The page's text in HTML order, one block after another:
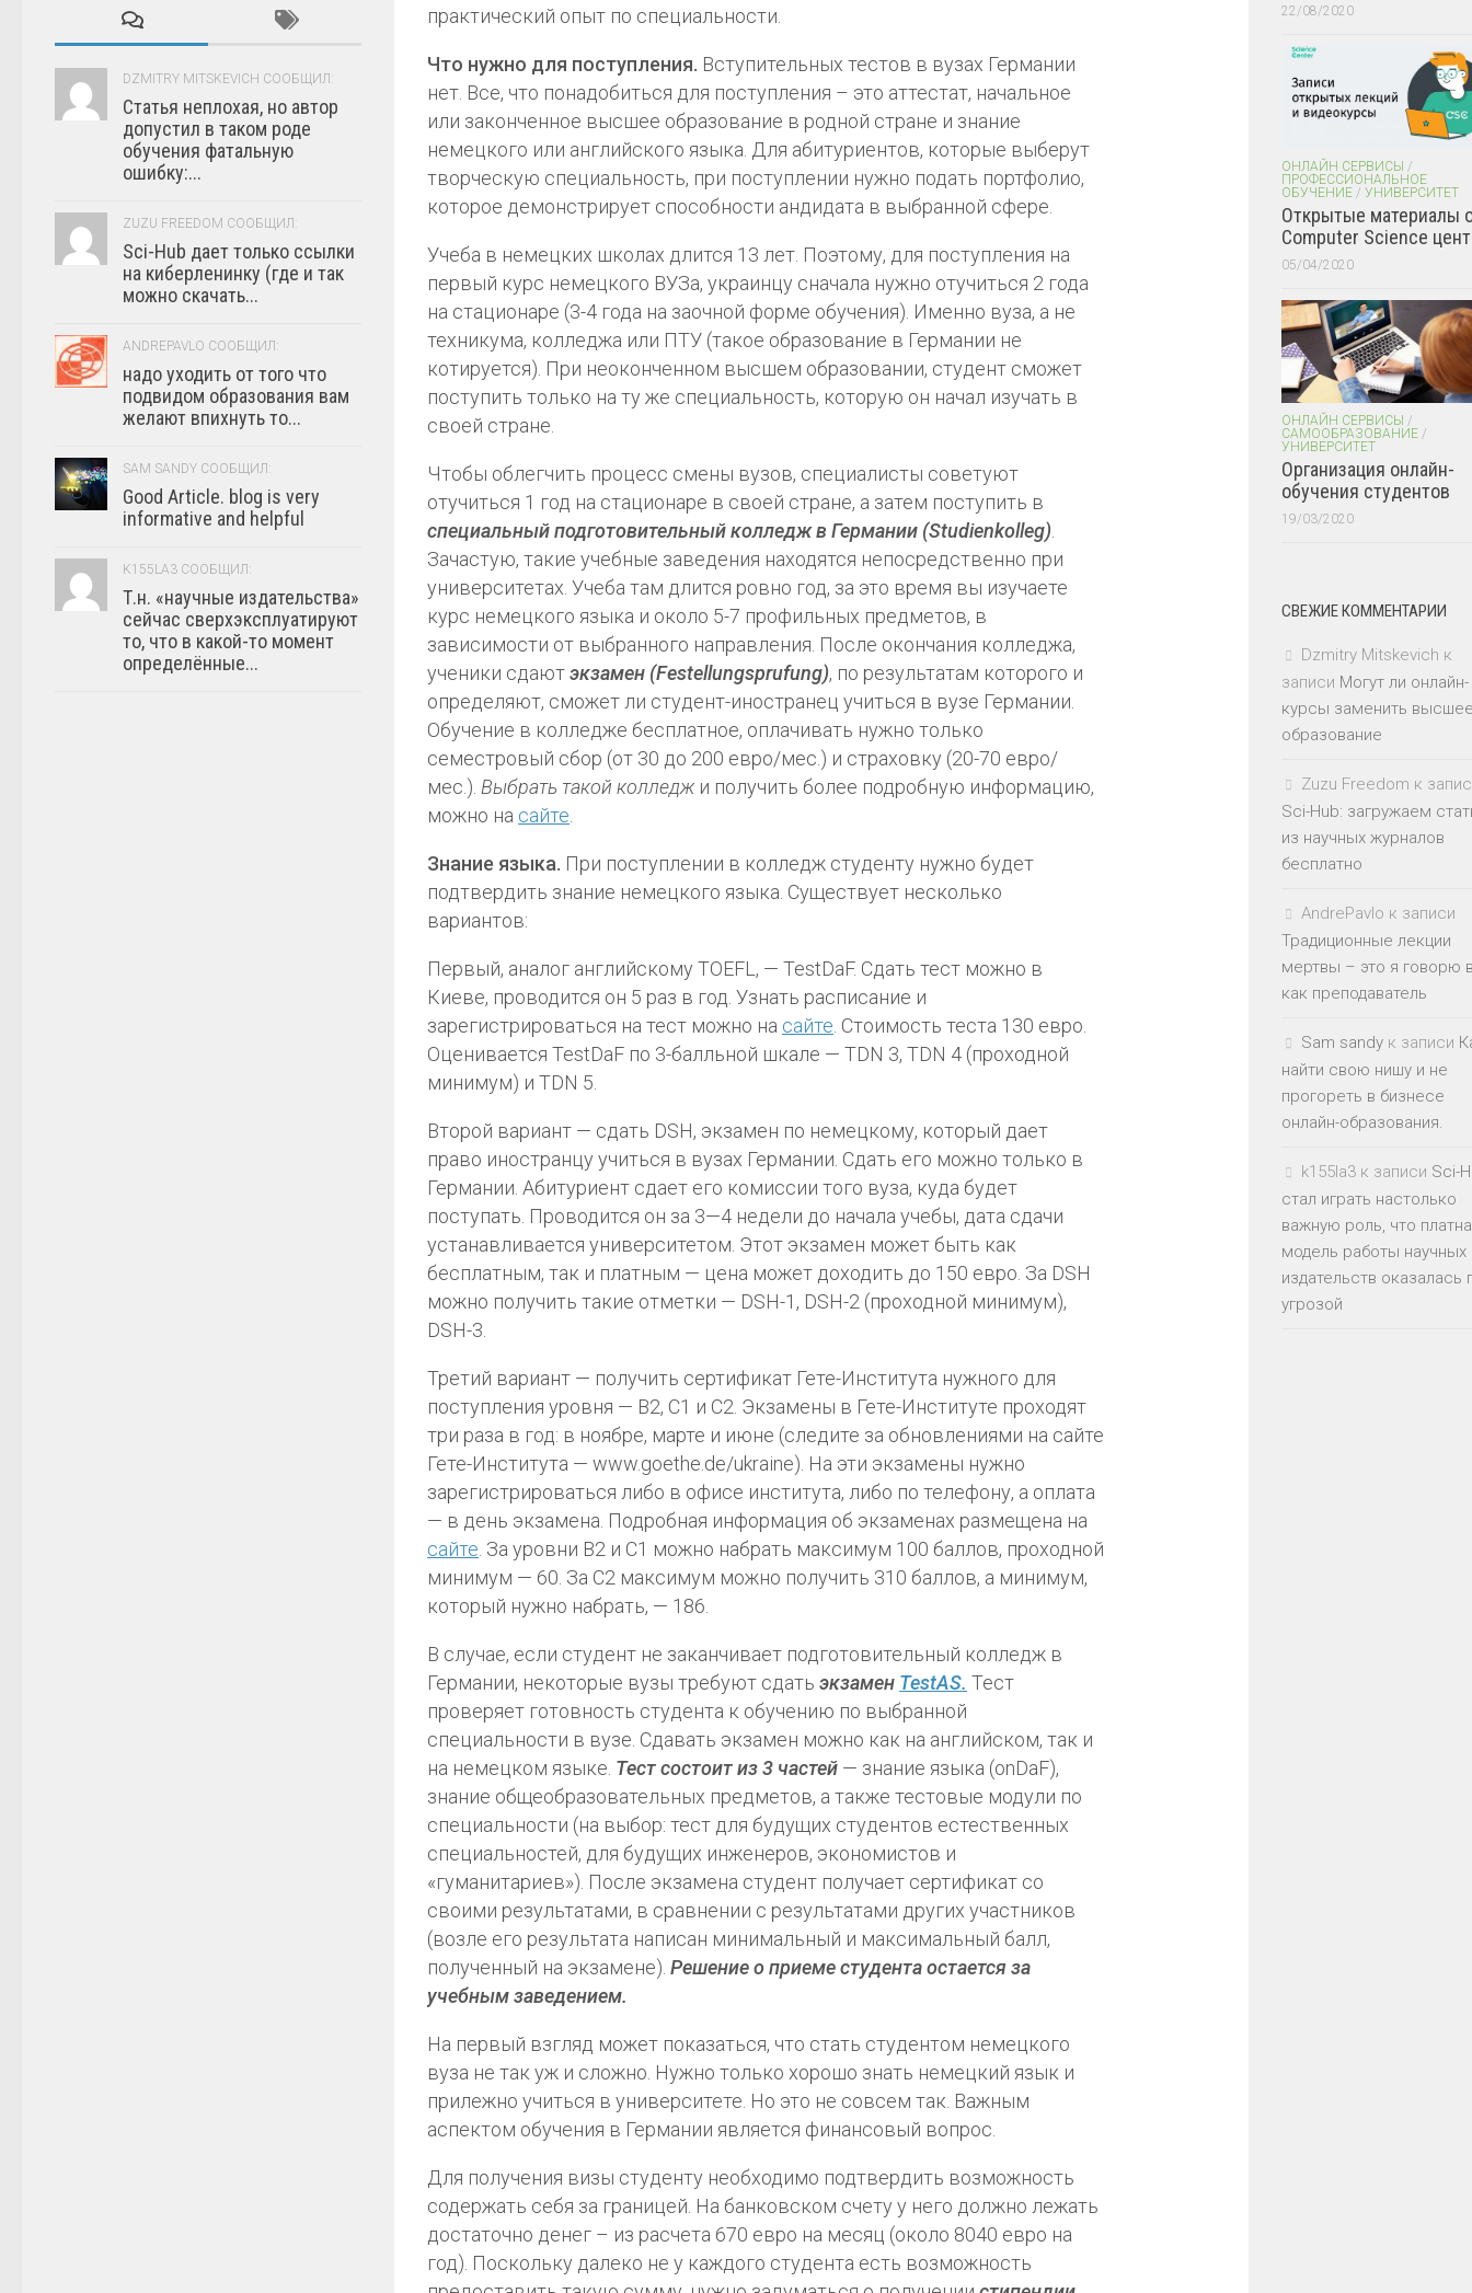
практический опыт по специальности.
Что нужно для поступления. Вступительных тестов в вузах Германии
нет. Все, что понадобиться для поступления – это аттестат, начальное
или законченное высшее образование в родной стране и знание
немецкого или английского языка. Для абитуриентов, которые выберут
творческую специальность, при поступлении нужно подать портфолио,
которое демонстрирует способности андидата в выбранной сфере.
Учеба в немецких школах длится 13 лет. Поэтому, для поступления на
первый курс немецкого ВУЗа, украинцу сначала нужно отучиться 2 года
на стационаре (3-4 года на заочной форме обучения). Именно вуза, а не
техникума, колледжа или ПТУ (такое образование в Германии не
котируется). При неоконченном высшем образовании, студент сможет
поступить только на ту же специальность, которую он начал изучать в
своей стране.
Чтобы облегчить процесс смены вузов, специалисты советуют
отучиться 1 год на стационаре в своей стране, а затем поступить в
специальный подготовительный колледж в Германии (Studienkolleg)
Зачастую, такие учебные заведения находятся непосредственно при
университетах. Учеба там длится ровно год, за это время вы изучаете
курс немецкого языка и около 5-7 профильных предметов, в
зависимости от выбранного направления. После окончания колледжа,
ученики сдаютэкзамен (Festellungsprufung), по результатам которого и
определяют, сможет ли студент-иностранец учиться в вузе Германии.
Обучение в колледже бесплатное, оплачивать нужно только
семестровый сбор (от 30 до 200 евро/мес.) и страховку (20-70 евро/
мес.). Выбрать такой колледж и получить более подробную информацию,
можно на сайте
Знание языка. При поступлении в колледж студенту нужно будет
подтвердить знание немецкого языка. Существует несколько
вариантов:
Первый, аналог английскому TOEFL, — TestDaF. Сдать тест можно в
Киеве, проводится он 5 раз в год. Узнать расписание и
зарегистрироваться на тест можно на сайте . Стоимость теста 130 евро.
Оценивается TestDaF по 3-балльной шкале — TDN 3, TDN 4 (проходной
минимум) и TDN 5.
Второй вариант — сдать DSH, экзамен по немецкому, который дает
право иностранцу учиться в вузах Германии. Сдать его можно только в
Германии. Абитуриент сдает его комиссии того вуза, куда будет
поступать. Проводится он за 3—4 недели до начала учебы, дата сдачи
устанавливается университетом. Этот экзамен может быть как
бесплатным, так и платным — цена может доходить до 150 евро. За DSH
можно получить такие отметки — DSH-1, DSH-2 (проходной минимум),
DSH-3.
Третий вариант — получить сертификат Гете-Института нужного для
поступления уровня — B2, С1 и C2. Экзамены в Гете-Институте проходят
три раза в год: в ноябре, марте и июне (следите за обновлениями на сайте
Гете-Института — www.goethe.de/ukraine). На эти экзамены нужно
зарегистрироваться либо в офисе института, либо по телефону, а оплата
— в день экзамена. Подробная информация об экзаменах размещена на
сайте . За уровни B2 и C1 можно набрать максимум 100 баллов, проходной
минимум — 60. За C2 максимум можно получить 310 баллов, а минимум,
который нужно набрать, — 186.
В случае, если студент не заканчивает подготовительный колледж в
Германии, некоторые вузы требуют сдать экзамен TestAS. Тест
проверяет готовность студента к обучению по выбранной
специальности в вузе. Сдавать экзамен можно как на английском, так и
на немецком языке. Тест состоит из 3 частей — знание языка (onDaF),
знание общеобразовательных предметов, а также тестовые модули по
специальности (на выбор: тест для будущих студентов естественных
специальностей, для будущих инженеров, экономистов и
«гуманитариев»). После экзамена студент получает сертификат со
своими результатами, в сравнении с результатами других участников
(возле его результата написан минимальный и максимальный балл,
полученный на экзамене). Решение о приеме студента остается за
учебным заведением.
На первый взгляд может показаться, что стать студентом немецкого
вуза не так уж и сложно. Нужно только хорошо знать немецкий язык и
прилежно учиться в университете. Но это не совсем так. Важным
аспектом обучения в Германии является финансовый вопрос.
Для получения визы студенту необходимо подтвердить возможность
содержать себя за границей. На банковском счету у него должно лежать
достаточно денег – из расчета 670 евро на месяц (около 8040 евро на
год). Поскольку далеко не у каждого студента есть возможность
DZMITRY MITSKEVICH СООБЩИЛ:
Статья неплохая, но автор
допустил в таком роде
обучения фатальную
ошибку:...
ZUZU FREEDOM СООБЩИЛ:
Sci-Hub дает только ссылки
на киберленинку (где и так
можно скачать...
ANDREPAVLO СООБЩИЛ:
надо уходить от того что
подвидом образования вам
желают впихнуть то...
SAM SANDY СООБЩИЛ:
Good Article. blog is very
informative and helpful
K155LA3 СООБЩИЛ:
Т.н. «научные издательства»
сейчас сверхэксплуатируют
то, что в какой-то момент
определённые...
22/08/2020
ОНЛАЙН СЕРВИСЫ /
ПРОФЕССИОНАЛЬНОЕ
ОБУЧЕНИЕ / УНИВЕРСИТЕТ
Открытые материалы
Computer Science
05/04/2020
ОНЛАЙН СЕРВИСЫ /
САМООБРАЗОВАНИЕ /
УНИВЕРСИТЕТ
Организация онлайн-
обучения студентов
19/03/2020
СВЕЖИЕ КОММЕНТАРИИ
Dzmitry Mitskevich к
записи Могут ли онлайн-
курсы заменить
образование
Zuzu Freedom к
Sci-Hub: загружаем
из научных журналов
бесплатно
AndrePavlo к записи
Традиционные лекции
мертвы – это я говорю
как преподаватель
Sam sandy к записи
найти свою нишу и не
прогореть в бизнесе
онлайн-образования.
k155la3 к записи Sci-
стал играть настолько
важную роль, что
модель работы научных
издательств оказалась
угрозой